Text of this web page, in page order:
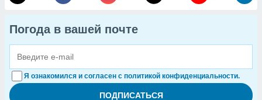
Погода в вашей почте
Я ознакомился и согласен с политикой конфиденциальности.